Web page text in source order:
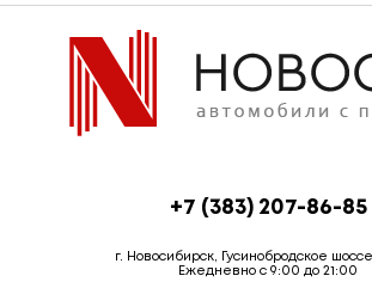
+7 (383) 207-86-85
г. Новосибирск, Гусинобродское
Ежедневно с 9:00 до 21:00